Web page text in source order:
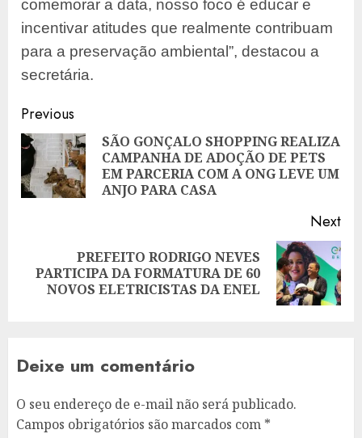
comemorar a data, nosso foco é educar e
incentivar atitudes que realmente contribuam
para a preservação ambiental”, destacou a
secretária.
Post
navigation
Previous
SÃO GONÇALO SHOPPING REALIZA
CAMPANHA DE ADOÇÃO DE PETS
EM PARCERIA COM A ONG LEVE UM
ANJO PARA CASA
Next
Next
post:
PREFEITO RODRIGO NEVES
PARTICIPA DA FORMATURA DE 60
NOVOS ELETRICISTAS DA ENEL
Deixe um comentário
O seu endereço de e-mail não será publicado.
Campos obrigatórios são marcados com *